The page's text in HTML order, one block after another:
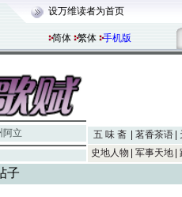
设万维读者为首页
简体 繁体 手机版
阿立 五 味 斋 茗香茶语
史地人物
军事天地
子